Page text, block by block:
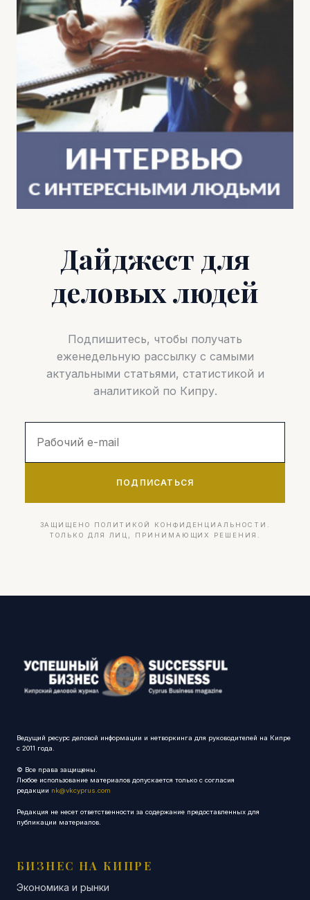
Дайджест для
деловых людей
Подпишитесь, чтобы получать
еженедельную рассылку с самыми
актуальными статьями, статистикой и
аналитикой по Кипру.
ПОДПИСАТЬСЯ
ЗАЩИЩЕНО ПОЛИТИКОЙ КОНФИДЕНЦИАЛЬНОСТИ.
ТОЛЬКО ДЛЯ ЛИЦ, ПРИНИМАЮЩИХ РЕШЕНИЯ.
Ведущий ресурс деловой информации и нетворкинга для руководителей на Кипре
с 2011 года.
© Все права защищены.
Любое использование материалов допускается только с согласия
редакции nk@vkcyprus.com
Редакция не несет ответственности за содержание предоставленных для
публикации материалов.
БИЗНЕС НА КИПРЕ
Экономика и рынки